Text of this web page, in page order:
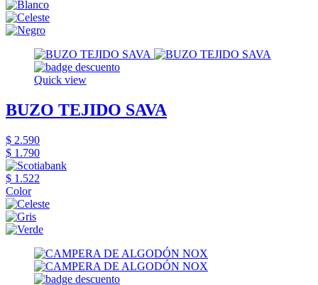
Quick view
BUZO TEJIDO SAVA
$ 2.590
$ 1.790
$ 1.522
Color